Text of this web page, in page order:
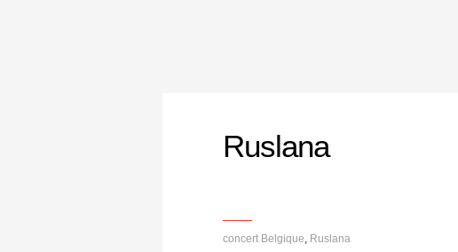
Ruslana
concert Belgique Ruslana